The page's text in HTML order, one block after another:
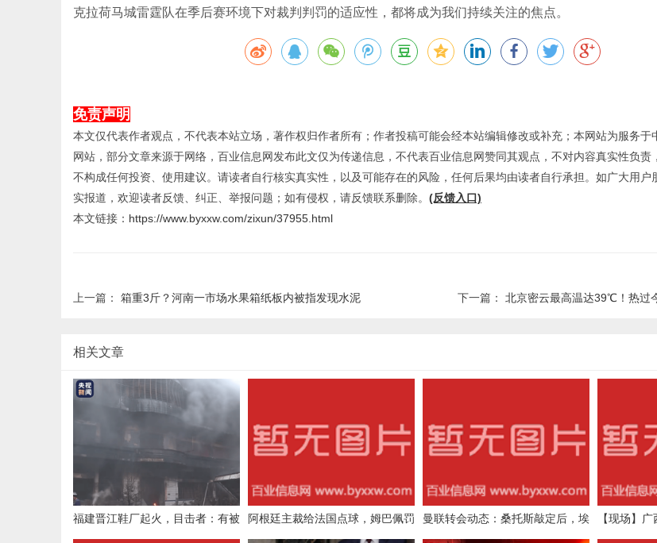
克拉荷马城雷霆队在季后赛环境下对裁判判罚的适应性，都将成为我们持续关注的焦点。
免责声明
本文仅代表作者观点，不代表本站立场，著作权归作者所有；作者投稿可能会经本站编辑修改或补充；本网站为服务于
网站，部分文章来源于网络，百业信息网发布此文仅为传递信息，不代表百业信息网赞同其观点，不对内容真实性负责
不构成任何投资、使用建议。请读者自行核实真实性，以及可能存在的风险，任何后果均由读者自行承担。如广大用户
实报道，欢迎读者反馈、纠正、举报问题；如有侵权，请反馈联系删除。 (反馈入口)
本文链接： https://www.byxxw.com/zixun/37955.html
上一篇： 箱重3斤？河南一市场水果箱纸板内被指发现水泥 下一篇： 北京密云最高温达39℃！热过今明两天将
相关文章
福建晋江鞋厂起火，目击者：有被
阿根廷主裁给法国点球，姆巴佩罚
曼联转会动态：桑托斯敲定后，埃
【现场】